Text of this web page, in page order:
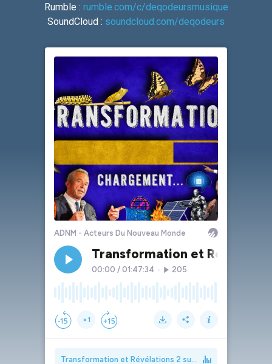
Rumble : rumble.com/c/deqodeursmusique
SoundCloud : soundcloud.com/deqodeurs